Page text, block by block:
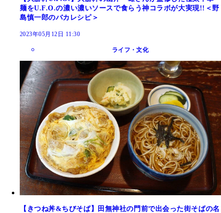
麺をU.F.O.の濃い濃いソースで食らう神コラボが大実現!!＜野
島慎一郎のバカレシピ＞
2023年05月12日 11:30
ライフ・文化
【きつね丼&ちびそば】田無神社の門前で出会った街そばの名